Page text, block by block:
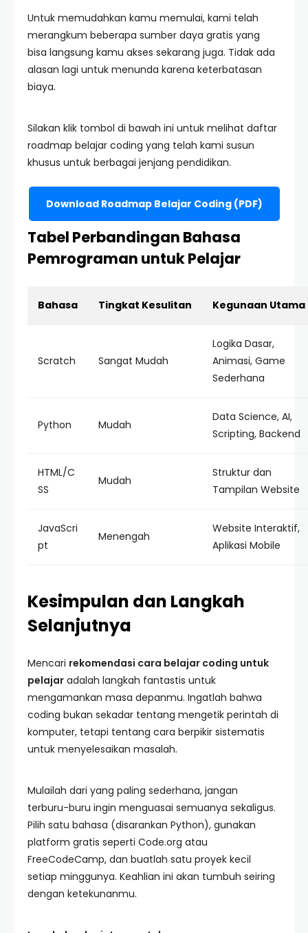
Untuk memudahkan kamu memulai, kami telah
merangkum beberapa sumber daya gratis yang
bisa langsung kamu akses sekarang juga. Tidak ada
alasan lagi untuk menunda karena keterbatasan
biaya.
Silakan klik tombol di bawah ini untuk melihat daftar
roadmap belajar coding yang telah kami susun
khusus untuk berbagai jenjang pendidikan.
Download Roadmap Belajar Coding (PDF)
Tabel Perbandingan Bahasa
Pemrograman untuk Pelajar
Bahasa Tingkat Kesulitan Kegunaan Utama
Scratch Sangat Mudah
Logika Dasar,
Animasi, Game
Sederhana
Python Mudah
Data Science, AI,
Scripting, Backend
HTML/C
SS
Mudah
Struktur dan
Tampilan Website
JavaScri
pt
Menengah
Website Interaktif,
Aplikasi Mobile
Kesimpulan dan Langkah
Selanjutnya
Mencari rekomendasi cara belajar coding untuk
pelajar adalah langkah fantastis untuk
mengamankan masa depanmu. Ingatlah bahwa
coding bukan sekadar tentang mengetik perintah di
komputer, tetapi tentang cara berpikir sistematis
untuk menyelesaikan masalah.
Mulailah dari yang paling sederhana, jangan
terburu-buru ingin menguasai semuanya sekaligus.
Pilih satu bahasa (disarankan Python), gunakan
platform gratis seperti Code.org atau
FreeCodeCamp, dan buatlah satu proyek kecil
setiap minggunya. Keahlian ini akan tumbuh seiring
dengan ketekunanmu.